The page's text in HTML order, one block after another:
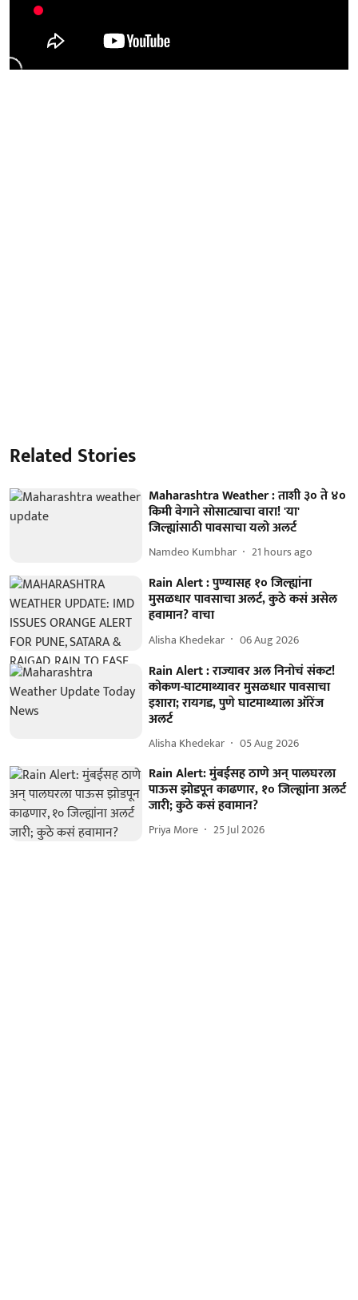
Related Stories
Maharashtra Weather : ताशी ३० ते ४०
किमी वेगाने सोसाट्याचा वारा! 'या'
जिल्ह्यांसाठी पावसाचा यलो अलर्ट
Namdeo Kumbhar 21 hours ago
Rain Alert : पुण्यासह १० जिल्ह्यांना
मुसळधार पावसाचा अलर्ट, कुठे कसं असेल
हवामान? वाचा
Alisha Khedekar 06 Aug 2026
Rain Alert : राज्यावर अल निनोचं संकट!
कोकण-घाटमाथ्यावर मुसळधार पावसाचा
इशारा; रायगड, पुणे घाटमाथ्याला ऑरेंज
अलर्ट
Alisha Khedekar 05 Aug 2026
Rain Alert: मुंबईसह ठाणे अन् पालघरला
पाऊस झोडपून काढणार, १० जिल्ह्यांना अलर्ट
जारी; कुठे कसं हवामान?
Priya More 25 Jul 2026